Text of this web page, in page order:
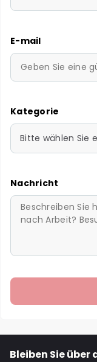
E-mail
Kategorie
Bitte wählen Sie
Nachricht
Bleiben Sie